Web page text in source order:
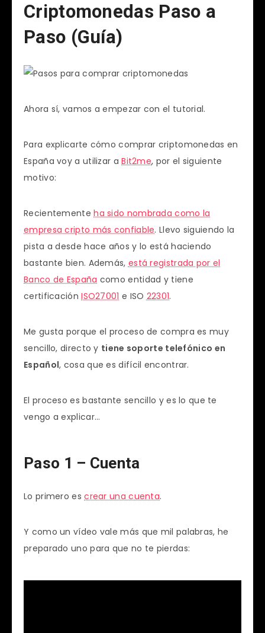
Criptomonedas Paso a
Paso (Guía)
Ahora sí, vamos a empezar con el tutorial.
Para explicarte cómo comprar criptomonedas en
España voy a utilizar aBit2me, por el siguiente
motivo:
Recientementeha sido nombrada como la
empresa cripto más confiable. Llevo siguiendo la
pista a desde hace años y lo está haciendo
bastante bien. Además, está registrada por el
Banco de España como entidad y tiene
certificaciónISO27001 e ISO 22301.
Me gusta porque el proceso de compra es muy
sencillo, directo y tiene soporte telefónico en
Español, cosa que es difícil encontrar.
El proceso es bastante sencillo y es lo que te
vengo a explicar…
Paso 1 – Cuenta
Lo primero escrear una cuenta.
Y como un vídeo vale más que mil palabras, he
preparado uno para que no te pierdas: